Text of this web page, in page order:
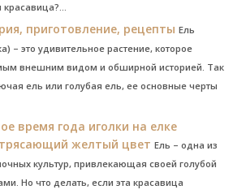
красавица?...
приготовление, рецепты Ель
– это удивительное растение, которое
внешним видом и обширной историей. Так
ель или голубая ель, ее основные черты
время года иголки на елке
желтый цвет Ель – одна из
культур, привлекающая своей голубой
Но что делать, если эта красавица